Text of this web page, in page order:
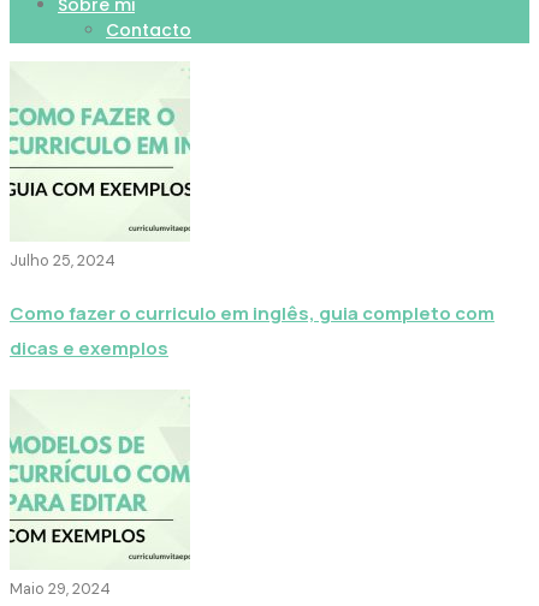
Sobre mi
Contacto
Julho 25, 2024
Como fazer o curriculo em inglês, guia completo com
dicas e exemplos
Maio 29, 2024